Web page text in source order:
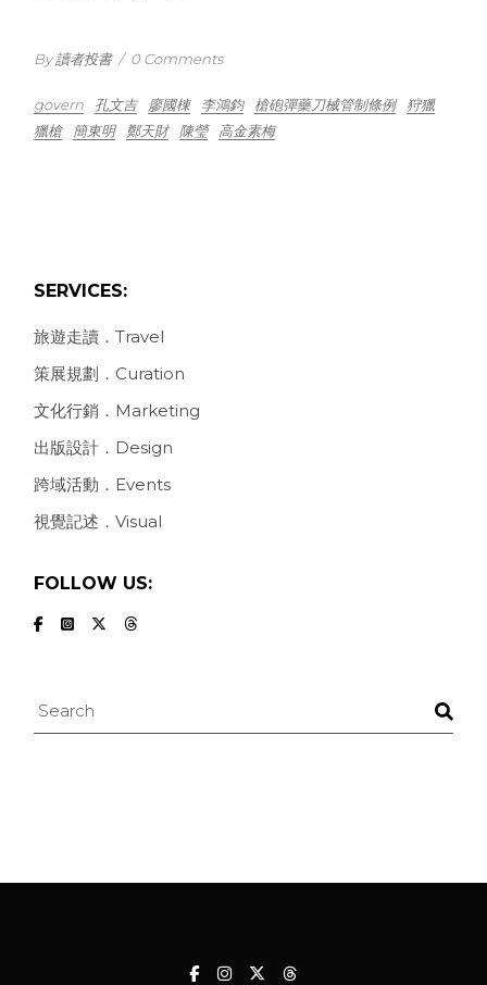
By 讀者投書 / 0 Comments
govern 孔文吉 廖國棟 李鴻鈞 槍砲彈藥刀械管制條例
狩獵
獵槍
簡東明 鄭天財 陳瑩 高金素梅
SERVICES:
旅遊走讀．Travel
策展規劃．Curation
文化行銷．Marketing
出版設計．Design
跨域活動．Events
視覺記述．Visual
FOLLOW US:
Search